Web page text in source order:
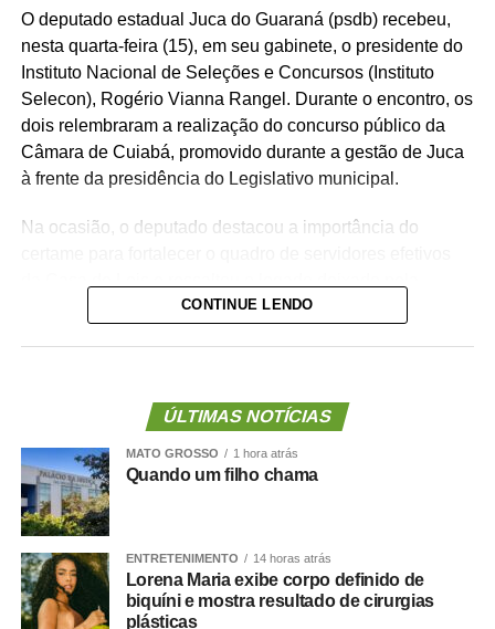
O deputado estadual Juca do Guaraná (psdb) recebeu,
nesta quarta-feira (15), em seu gabinete, o presidente do
Instituto Nacional de Seleções e Concursos (Instituto
Selecon), Rogério Vianna Rangel. Durante o encontro, os
dois relembraram a realização do concurso público da
Câmara de Cuiabá, promovido durante a gestão de Juca
à frente da presidência do Legislativo municipal.
Na ocasião, o deputado destacou a importância do
Cuiabá, que é de todos nós mato-grossenses, o
parlamento mais antigo do Centro-Oeste brasileiro”,
afirmou Juca.
O concurso público foi realizado para provimento de
vagas e formação de cadastro de reserva para cargos de
níveis médio e superior, contemplando funções como
técnico legislativo, analista legislativo, controlador interno
e contador.
CONTINUE LENDO
ÚLTIMAS NOTÍCIAS
MATO GROSSO 1 hora atrás
Quando um filho chama
ENTRETENIMENTO 14 horas atrás
Lorena Maria exibe corpo definido de
biquíni e mostra resultado de cirurgias
plásticas